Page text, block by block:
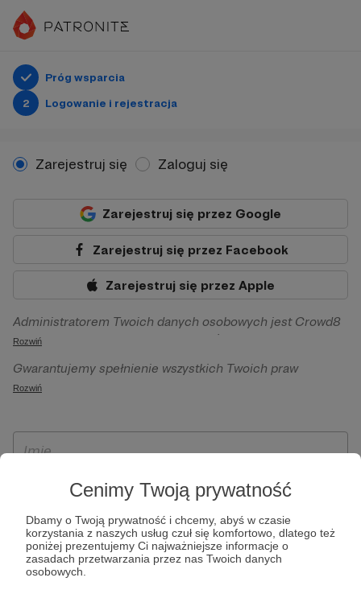
Cenimy Twoją prywatność
Dbamy o Twoją prywatność i chcemy, abyś w czasie
korzystania z naszych usług czuł się komfortowo, dlatego też
poniżej prezentujemy Ci najważniejsze informacje o
zasadach przetwarzania przez nas Twoich danych
osobowych.
Próg wsparcia
2
Logowanie i rejestracja
Zarejestruj się Zaloguj się
Zarejestruj się przez Google
Zarejestruj się przez Facebook
Zarejestruj się przez Apple
Administratorem Twoich danych osobowych jest Crowd8
sp. z o.o. z siedziba w Warszawie, ul. Żwirki i Wigury 16, 02-
092 Warszawa. Twoje dane osobowe będą przetwarzane w
szczególności w celu wykonania umowy zawartej z Tobą, w
Patronite.pl, w tym możliwości dokonywania oraz
otrzymywania wsparcia na naszej platformie oraz
Rozwiń
Gwarantujemy spełnienie wszystkich Twoich praw
wynikających z ogólnego rozporządzenia o ochronie
ich przenoszenia, niepodlegania zautomatyzowanemu
wyrażenia sprzeciwu wobec przetwarzania Twoich danych
osobowych. Rejestracja dla osób niepełnoletnich możliwa
jest po przekazaniu podpisanego formularza "Zgodna na
założenie konta przez osobę niepełnoletnią", formularz
dostępny jest na stronie regulaminu Patronite.pl.
Rozwiń